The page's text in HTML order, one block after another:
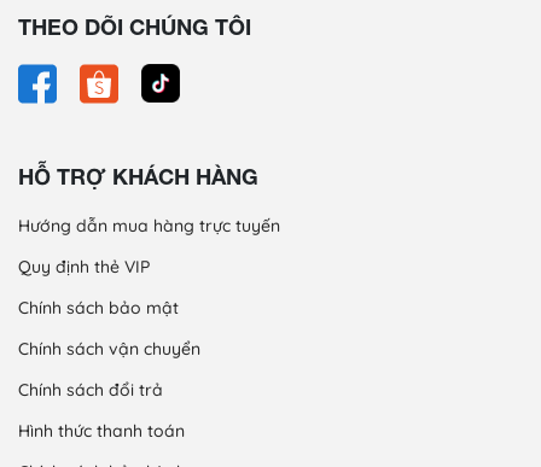
THEO DÕI CHÚNG TÔI
HỖ TRỢ KHÁCH HÀNG
Hướng dẫn mua hàng trực tuyến
Quy định thẻ VIP
Chính sách bảo mật
Chính sách vận chuyển
Chính sách đổi trả
Hình thức thanh toán